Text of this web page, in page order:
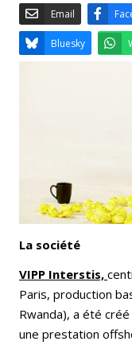
La société
VIPP Interstis,
Paris, production
Rwanda), a été
une prestation